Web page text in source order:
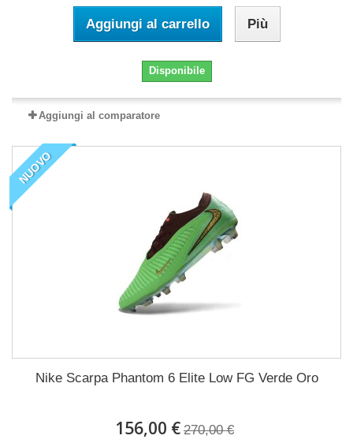
Aggiungi al carrello Più
Disponibile
Aggiungi al comparatore
NUOVO
Nike Scarpa Phantom 6 Elite Low FG Verde Oro
156,00 € 270,00 €